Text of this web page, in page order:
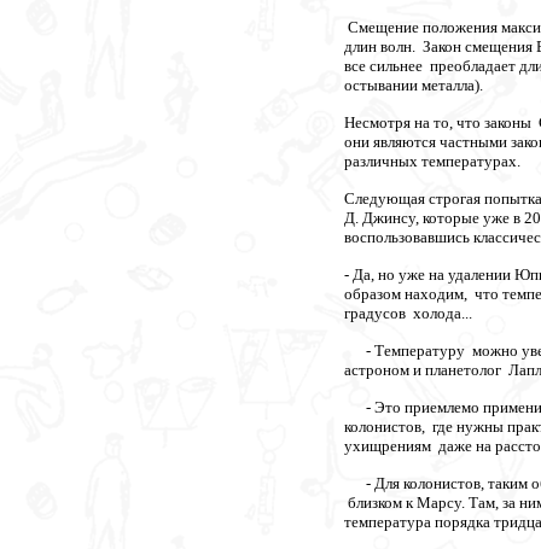
Смещение положения
длин волн. Закон смещения
все сильнее преобладает
остывании металла).
Несмотря на то, что
они являются частными
различных температурах.
Следующая строгая
Д. Джинсу, которые уже в
воспользовавшись
- Да, но уже на удалении
образом находим, что
градусов холода...
- Температуру можно
астроном и планетолог
- Это приемлемо
колонистов, где нужны
ухищрениям даже на
- Для колонистов, таким
близком к Марсу. Там, за
температура порядка